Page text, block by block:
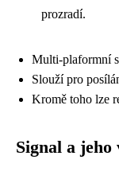
prozradí.
Multi-plaformní
Slouží pro
Kromě toho lze
Signal a jeho